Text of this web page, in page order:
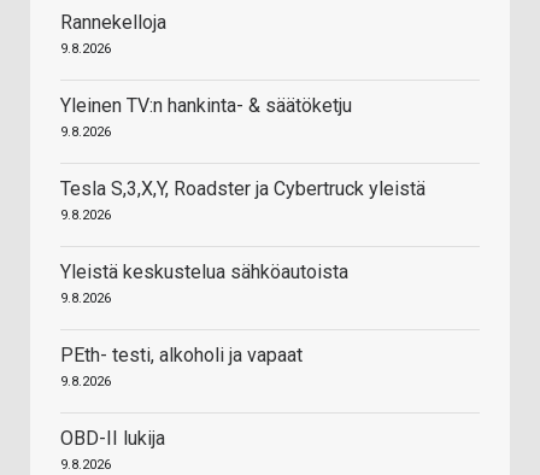
Rannekelloja
9.8.2026
Yleinen TV:n hankinta- & säätöketju
9.8.2026
Tesla S,3,X,Y, Roadster ja Cybertruck yleistä
9.8.2026
Yleistä keskustelua sähköautoista
9.8.2026
PEth- testi, alkoholi ja vapaat
9.8.2026
OBD-II lukija
9.8.2026